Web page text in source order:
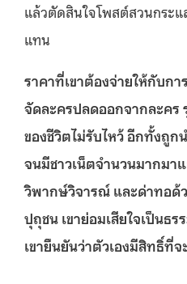
แล้วตัดสินใจโพสต์สวนกระ
แทน
ราคาที่เขาต้องจ่ายให้กับก
จัดละครปลดออกจากละค
ของชีวิตไม่รับไหว้ อีกทั้งถู
จนมีชาวเน็ตจำนวนมากมา
วิพากษ์วิจารณ์ และด่าทอด้
ปุถุชน เขาย่อมเสียใจเป็นธ
เขายืนยันว่าตัวเองมีสิทธิ์ที่